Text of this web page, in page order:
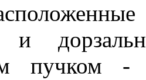
и
пучком -